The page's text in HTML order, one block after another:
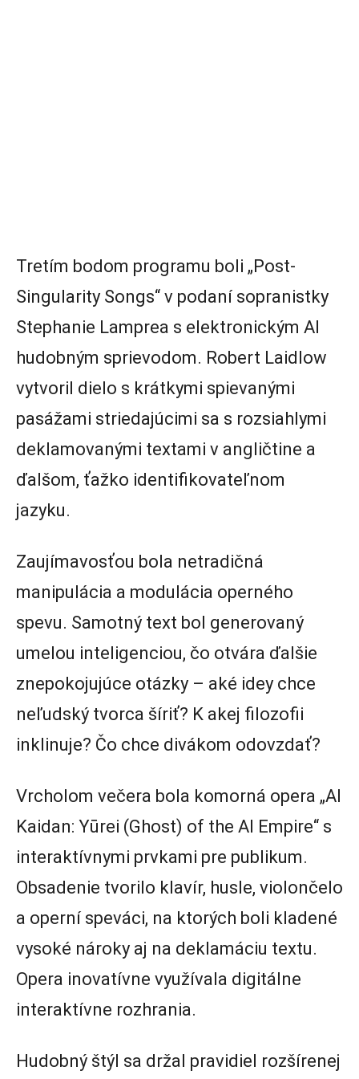
Tretím bodom programu boli „Post-
Singularity Songs“ v podaní sopranistky
Stephanie Lamprea s elektronickým AI
hudobným sprievodom. Robert Laidlow
vytvoril dielo s krátkymi spievanými
pasážami striedajúcimi sa s rozsiahlymi
deklamovanými textami v angličtine a
ďalšom, ťažko identifikovateľnom
jazyku.
Zaujímavosťou bola netradičná
manipulácia a modulácia operného
spevu. Samotný text bol generovaný
umelou inteligenciou, čo otvára ďalšie
znepokojujúce otázky – aké idey chce
neľudský tvorca šíriť? K akej filozofii
inklinuje? Čo chce divákom odovzdať?
Vrcholom večera bola komorná opera „AI
Kaidan: Yūrei (Ghost) of the AI Empire“ s
interaktívnymi prvkami pre publikum.
Obsadenie tvorilo klavír, husle, violončelo
a operní speváci, na ktorých boli kladené
vysoké nároky aj na deklamáciu textu.
Opera inovatívne využívala digitálne
interaktívne rozhrania.
Hudobný štýl sa držal pravidiel rozšírenej